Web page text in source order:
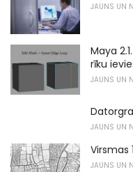
JAUNS UN
Maya
rīku
JAUNS UN
JAUNS UN
Virsmas
JAUNS UN